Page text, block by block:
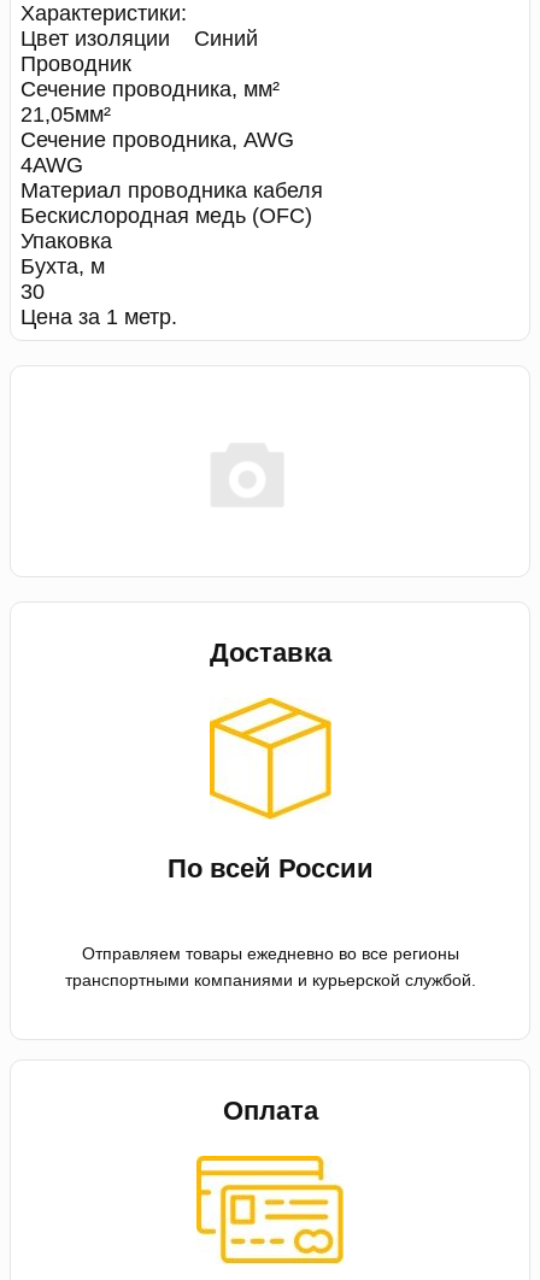
Характеристики:
Цвет изоляции Синий
Проводник
Сечение проводника, мм²
21,05мм²
Сечение проводника, AWG
4AWG
Материал проводника кабеля
Бескислородная медь (OFC)
Упаковка
Бухта, м
30
Цена за 1 метр.
Доставка
По всей России
Отправляем товары ежедневно во все регионы
транспортными компаниями и курьерской службой.
Оплата